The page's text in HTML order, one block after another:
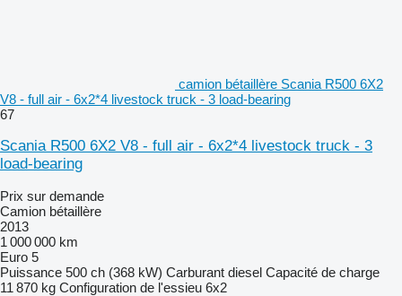
camion bétaillère Scania R500 6X2
V8 - full air - 6x2*4 livestock truck - 3 load-bearing
67
Scania R500 6X2 V8 - full air - 6x2*4 livestock truck - 3
load-bearing
Prix sur demande
Camion bétaillère
2013
1 000 000 km
Euro 5
Puissance 500 ch (368 kW) Carburant diesel Capacité de charge
11 870 kg Configuration de l'essieu 6x2